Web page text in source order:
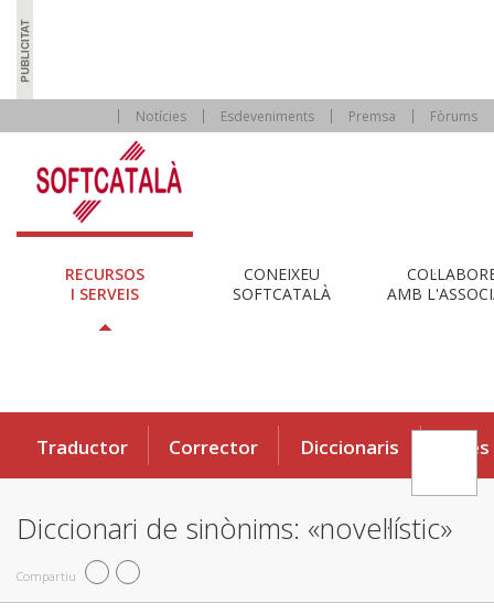
Notícies Esdeveniments Premsa Fòrums
RECURSOS
I SERVEIS
CONEIXEU
SOFTCATALÀ
AMB
Traductor Corrector Diccionaris Eines
Diccionari de sinònims: «novel·lístic»
Compartiu